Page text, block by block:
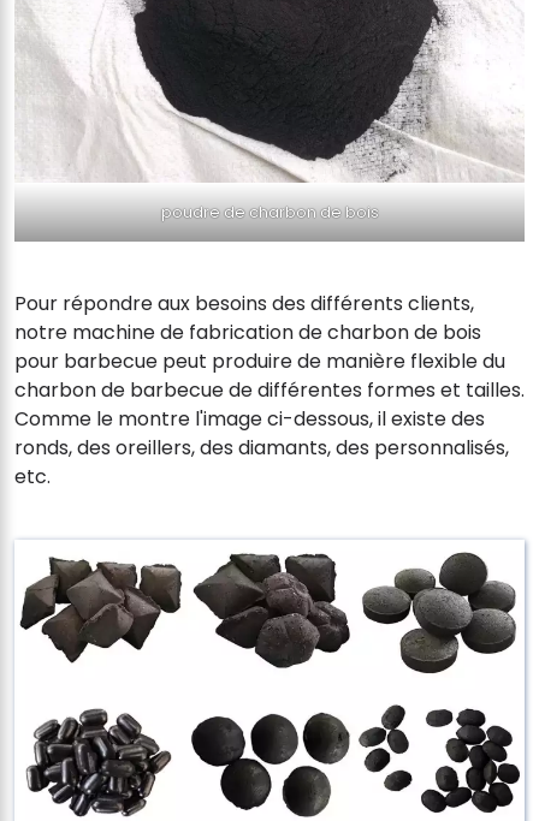
poudre de charbon de bois
Pour répondre aux besoins des différents clients,
notre machine de fabrication de charbon de bois
pour barbecue peut produire de manière flexible du
charbon de barbecue de différentes formes et tailles.
Comme le montre l'image ci-dessous, il existe des
ronds, des oreillers, des diamants, des personnalisés,
etc.